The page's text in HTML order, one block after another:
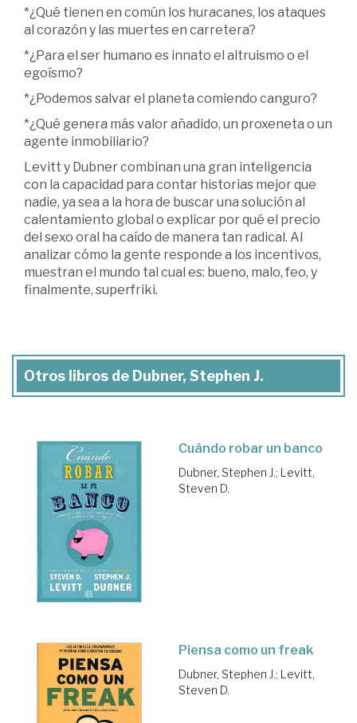
*¿Qué tienen en común los huracanes, los ataques
al corazón y las muertes en carretera?
*¿Para el ser humano es innato el altruismo o el
egoísmo?
*¿Podemos salvar el planeta comiendo canguro?
*¿Qué genera más valor añadido, un proxeneta o un
agente inmobiliario?
Levitt y Dubner combinan una gran inteligencia
con la capacidad para contar historias mejor que
nadie, ya sea a la hora de buscar una solución al
calentamiento global o explicar por qué el precio
del sexo oral ha caído de manera tan radical. Al
analizar cómo la gente responde a los incentivos,
muestran el mundo tal cual es: bueno, malo, feo, y
finalmente, superfriki.
Otros libros de Dubner, Stephen J.
Cuándo robar un banco
Dubner, Stephen J.; Levitt,
Steven D.
Piensa como un freak
Dubner, Stephen J.; Levitt,
Steven D.